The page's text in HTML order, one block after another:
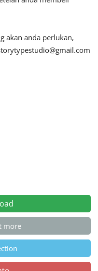
akan anda perlukan,
more